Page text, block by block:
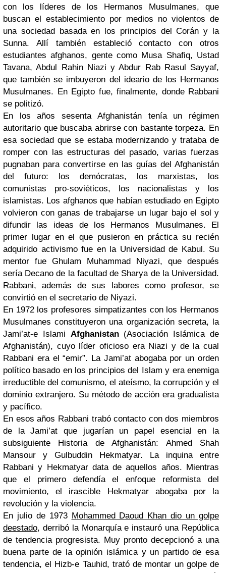
con los líderes de los Hermanos Musulmanes, que
buscan el establecimiento por medios no violentos de
una sociedad basada en los principios del Corán y la
Sunna. Allí también estableció contacto con otros
estudiantes afghanos, gente como Musa Shafiq, Ustad
Tavana, Abdul Rahin Niazi y Abdur Rab Rasul Sayyaf,
que también se imbuyeron del ideario de los Hermanos
Musulmanes. En Egipto fue, finalmente, donde Rabbani
se politizó.
En los años sesenta Afghanistán tenía un régimen
autoritario que buscaba abrirse con bastante torpeza. En
esa sociedad que se estaba modernizando y trataba de
romper con las estructuras del pasado, varias fuerzas
pugnaban para convertirse en las guías del Afghanistán
del futuro: los demócratas, los marxistas, los
comunistas pro-soviéticos, los nacionalistas y los
islamistas. Los afghanos que habían estudiado en Egipto
volvieron con ganas de trabajarse un lugar bajo el sol y
difundir las ideas de los Hermanos Musulmanes. El
primer lugar en el que pusieron en práctica su recién
adquirido activismo fue en la Universidad de Kabul. Su
mentor fue Ghulam Muhammad Niyazi, que después
sería Decano de la facultad de Sharya de la Universidad.
Rabbani, además de sus labores como profesor, se
convirtió en el secretario de Niyazi.
En 1972 los profesores simpatizantes con los Hermanos
Musulmanes constituyeron una organización secreta, la
Jami’at-e Islami Afghanistan(Asociación Islámica de
Afghanistán), cuyo líder oficioso era Niazi y de la cual
Rabbani era el “emir”. La Jami’at abogaba por un orden
político basado en los principios del Islam y era enemiga
irreductible del comunismo, el ateísmo, la corrupción y el
dominio extranjero. Su método de acción era gradualista
y pacífico.
En esos años Rabbani trabó contacto con dos miembros
de la Jami’at que jugarían un papel esencial en la
subsiguiente Historia de Afghanistán: Ahmed Shah
Mansour y Gulbuddin Hekmatyar. La inquina entre
Rabbani y Hekmatyar data de aquellos años. Mientras
que el primero defendía el enfoque reformista del
movimiento, el irascible Hekmatyar abogaba por la
revolución y la violencia.
En julio de 1973 Mohammed Daoud Khan dio un golpe
deestado, derribó la Monarquía e instauró una República
de tendencia progresista. Muy pronto decepcionó a una
buena parte de la opinión islámica y un partido de esa
tendencia, el Hizb-e Tauhid, trató de montar un golpe de